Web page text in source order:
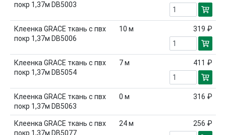
покр 1,37м DB5003
Клеенка GRACE ткань с пвх
покр 1,37м DB5006
10 м 319 ₽
Клеенка GRACE ткань с пвх
покр 1,37м DB5054
7м 411 ₽
Клеенка GRACE ткань с пвх
покр 1,37м DB5063
0 м 316 ₽
Клеенка GRACE ткань с пвх
покр 1,37м DB5077
24м 256 ₽